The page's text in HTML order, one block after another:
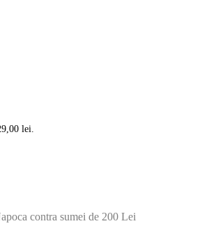
lei.
contra sumei de 200 Lei